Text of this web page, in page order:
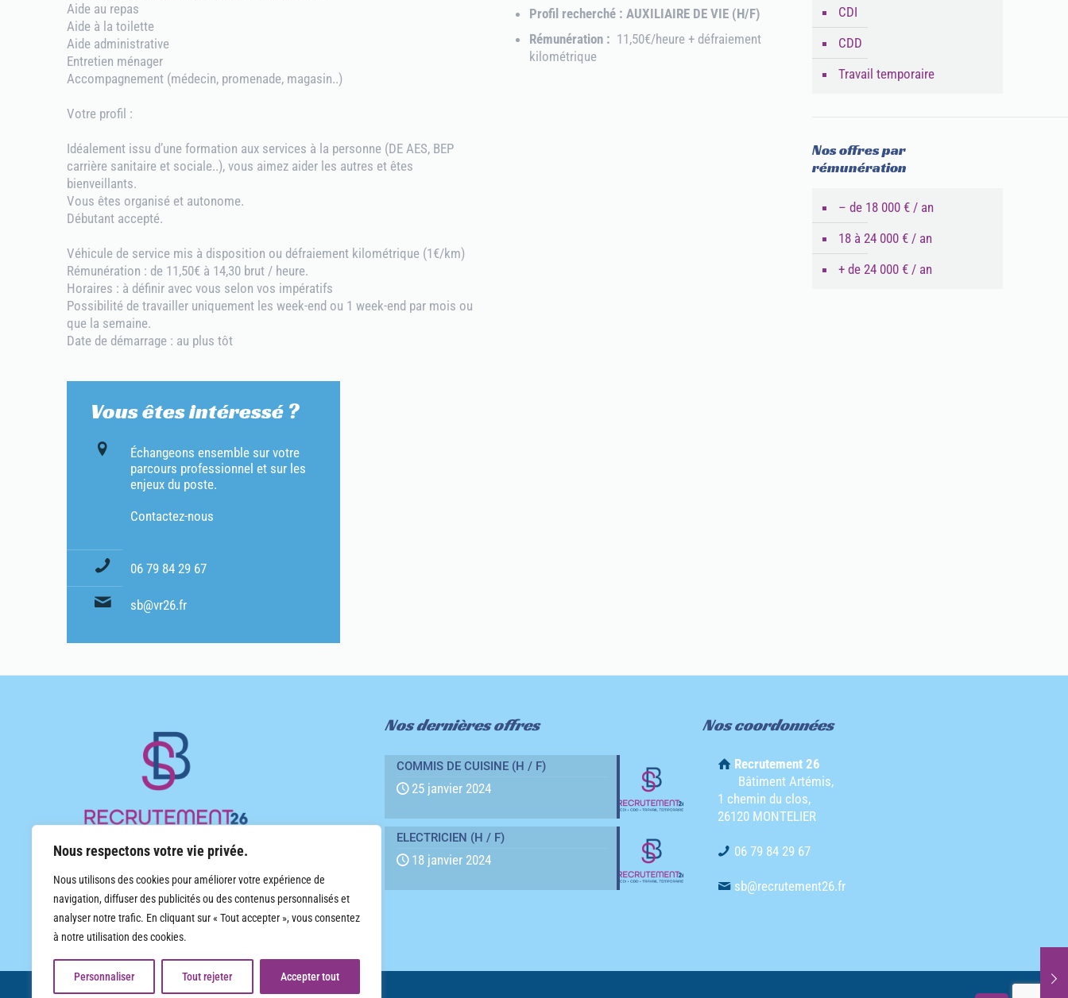
Nous respectons votre vie privée.
Nous utilisons des cookies pour améliorer votre expérience de
navigation, diffuser des publicités ou des contenus personnalisés et
analyser notre trafic. En cliquant sur « Tout accepter », vous consentez
à notre utilisation des cookies.
Personnaliser Tout rejeter Accepter tout
Aide au repas
Aide à la toilette
Aide administrative
Entretien ménager
Accompagnement (médecin, promenade, magasin..)
Votre profil :
Idéalement issu d’une formation aux services à la personne (DE AES, BEP
carrière sanitaire et sociale..), vous aimez aider les autres et êtes
bienveillants.
Vous êtes organisé et autonome.
Débutant accepté.
Véhicule de service mis à disposition ou défraiement kilométrique (1€/km)
Rémunération : de 11,50€ à 14,30 brut / heure.
Horaires : à définir avec vous selon vos impératifs
Possibilité de travailler uniquement les week-end ou 1 week-end par mois ou
que la semaine.
Date de démarrage : au plus tôt
Profil recherché : AUXILIAIRE DE VIE (H/F)
Rémunération : 11,50€/heure + défraiement
kilométrique
Vous êtes intéressé ?
Échangeons ensemble sur votre
parcours professionnel et sur les
enjeux du poste.
Contactez-nous
06 79 84 29 67
sb@vr26.fr
CDI
CDD
Travail temporaire
Nos offres par
rémunération
– de 18 000 € / an
18 à 24 000 € / an
+ de 24 000 € / an
en Rhône-Alpes, spécialisé dans le recrutement et le
travail temporaire, tout secteur d’activité. Contrats CDI
et CDD, travail temporaire.
Nos dernières offres
COMMIS DE CUISINE (H / F)
25 janvier 2024
ELECTRICIEN (H / F)
18 janvier 2024
Nos coordonnées
Recrutement 26
Bâtiment Artémis,
1 chemin du clos,
26120 MONTELIER
06 79 84 29 67
sb@recrutement26.fr